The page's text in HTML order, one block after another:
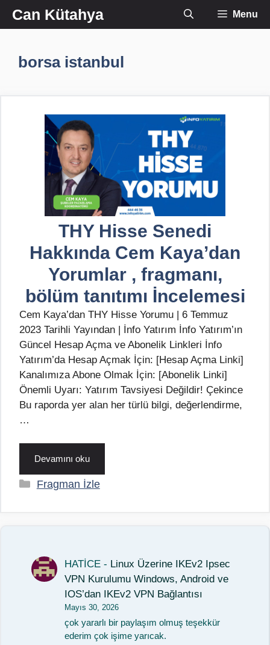
İçeriğe
atlaCan Kütahya Menu
borsa istanbul
THY Hisse Senedi
Hakkında Cem Kaya’dan
Yorumlar , fragmanı,
bölüm tanıtımı İncelemesi
Cem Kaya’dan THY Hisse Yorumu | 6 Temmuz
2023 Tarihli Yayından | İnfo Yatırım İnfo Yatırım’ın
Güncel Hesap Açma ve Abonelik Linkleri İnfo
Yatırım’da Hesap Açmak İçin: [Hesap Açma Linki]
Kanalımıza Abone Olmak İçin: [Abonelik Linki]
Önemli Uyarı: Yatırım Tavsiyesi Değildir! Çekince
Bu raporda yer alan her türlü bilgi, değerlendirme,
…
Devamını oku
Kategoriler
Fragman İzle
HATİCE - Linux Üzerine IKEv2 Ipsec
VPN Kurulumu Windows, Android ve
IOS’dan IKEv2 VPN Bağlantısı
Mayıs 30, 2026
çok yararlı bir paylaşım olmuş teşekkür
ederim çok işime yarıcak.